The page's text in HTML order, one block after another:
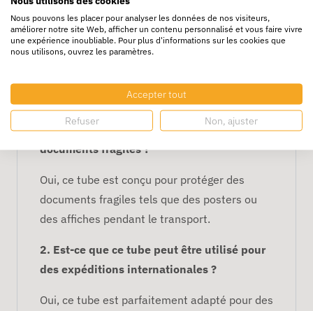
Applications :Idéal pour l'envoi de
posters, documents longs, affiches,
plans, etc.
FAQ – Tube Carton Longbox 15
x 15 x 100 cm
1. Ce tube est-il adapté pour des
documents fragiles ?
Oui, ce tube est conçu pour protéger des
documents fragiles tels que des posters ou
des affiches pendant le transport.
2. Est-ce que ce tube peut être utilisé pour
des expéditions internationales ?
Oui, ce tube est parfaitement adapté pour des
Nous pouvons les placer pour analyser les données de nos visiteurs,
améliorer notre site Web, afficher un contenu personnalisé et vous faire vivre
une expérience inoubliable. Pour plus d'informations sur les cookies que
nous utilisons, ouvrez les paramètres.
Accepter tout
Refuser Non, ajuster